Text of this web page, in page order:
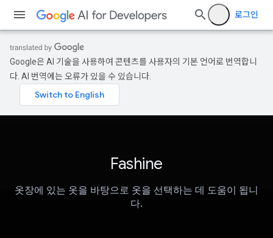
로그인
Google은 AI 기술을 사용하여 콘텐츠를 사용자의 기본 언어로 번역합니
다. AI 번역에는 오류가 있을 수 있습니다.
Fashine
옷장에 있는 옷을 바탕으로 옷을 선택하는 데 도움이 됩니
다.